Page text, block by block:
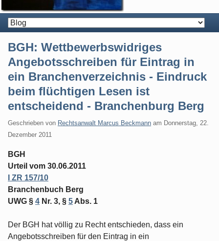
BGH: Wettbewerbswidriges
Angebotsschreiben für Eintrag in
ein Branchenverzeichnis - Eindruck
beim flüchtigen Lesen ist
entscheidend - Branchenburg Berg
Geschrieben von Rechtsanwalt Marcus Beckmann am Donnerstag, 22.
Dezember 2011
BGH
Urteil vom 30.06.2011
I ZR 157/10
Branchenbuch Berg
UWG § 4 Nr. 3, § 5 Abs. 1
Der BGH hat völlig zu Recht entschieden, dass ein
Angebotsschreiben für den Eintrag in ein